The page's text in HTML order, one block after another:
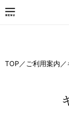
TOP ／ ご利用案内 ／